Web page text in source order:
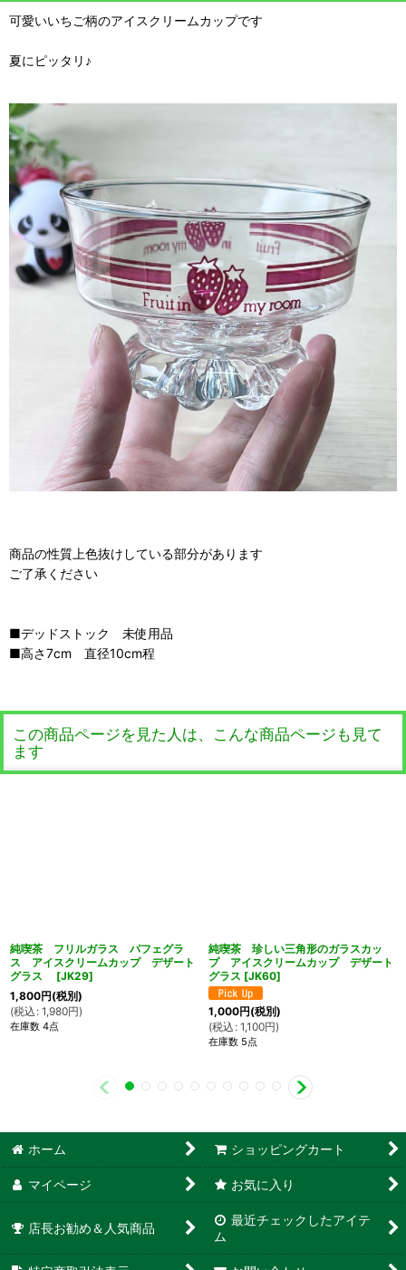
可愛いいちご柄のアイスクリームカップです
夏にピッタリ♪
商品の性質上色抜けしている部分があります
ご了承ください
■デッドストック 未使用品
■高さ7cm 直径10cm程
この商品ページを見た人は、こんな商品ページも見て
ます
純喫茶 フリルガラス パフェグラ
ス アイスクリームカップ デザート
グラス
[JK29]
1,800円(税別)
(税込 : 1,980円)
在庫数 4点
純喫茶 珍しい三角形のガラスカッ
プ アイスクリームカップ デザート
グラス [JK60]
1,000円(税別)
(税込 : 1,100円)
在庫数 5点
ホーム ショッピングカート
マイページ お気に入り
店長お勧め＆人気商品
最近チェックしたアイテ
ム